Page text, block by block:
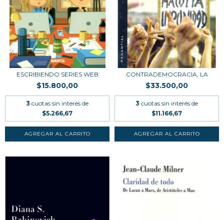
ESCRIBIENDO SERIES WEB
$15.800,00
3 cuotas sin interés de
$5.266,67
CONTRADEMOCRACIA, LA
$33.500,00
3 cuotas sin interés de
$11.166,67